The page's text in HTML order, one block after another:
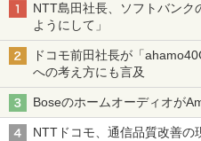
NTT島田社長、ソフトバンク
ようにして」
ドコモ前田社長が「
への考え方にも言及
Boseのホームオーディオが
NTTドコモ、通信品質改善